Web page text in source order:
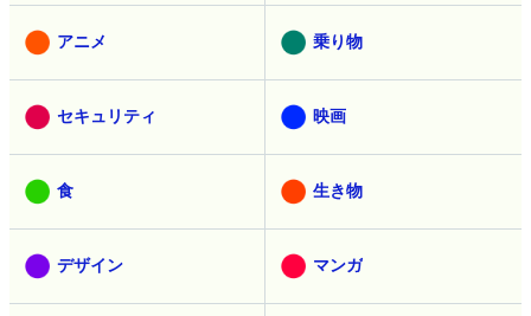
アニメ 乗り物
セキュリティ 映画
食 生き物
デザイン マンガ